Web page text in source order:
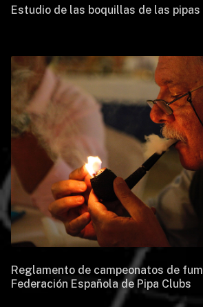
Estudio de las boquillas de las pipas
Reglamento de campeonatos de
Federación Española de Pipa Clubs